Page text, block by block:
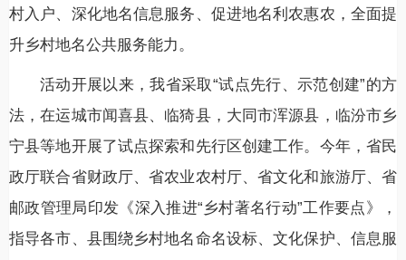
村入户、深化地名信息服务、促进地名利农惠农，全面提
升乡村地名公共服务能力。
活动开展以来，我省采取“试点先行、示范创建”的方
法，在运城市闻喜县、临猗县，大同市浑源县，临汾市乡
宁县等地开展了试点探索和先行区创建工作。今年，省民
政厅联合省财政厅、省农业农村厅、省文化和旅游厅、省
邮政管理局印发《深入推进“乡村著名行动”工作要点》，
指导各市、县围绕乡村地名命名设标、文化保护、信息服